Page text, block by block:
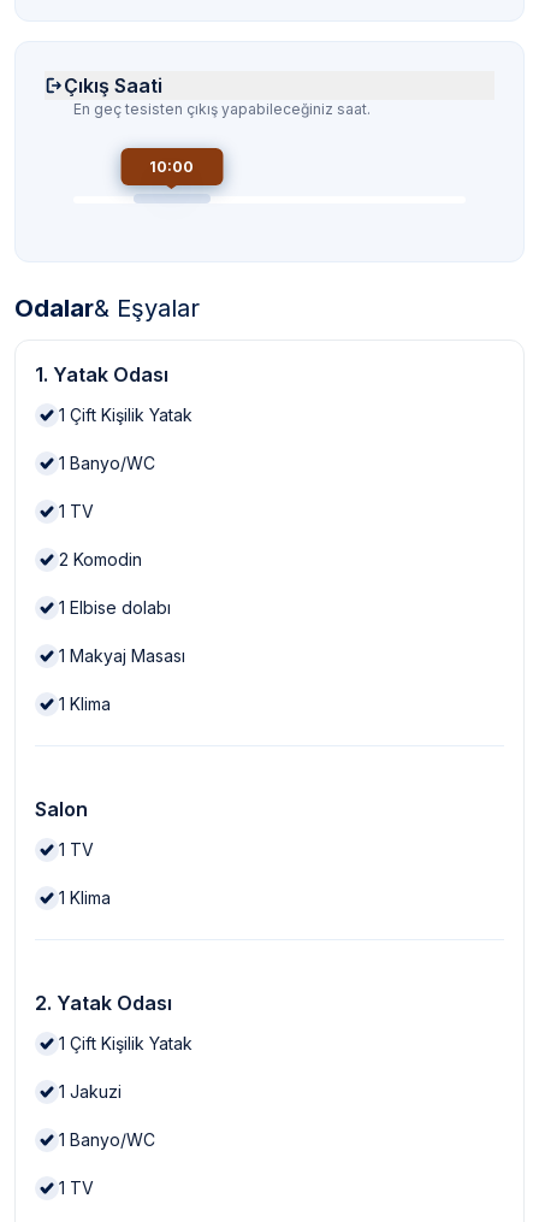
Çıkış Saati
En geç tesisten çıkış yapabileceğiniz saat.
10:00
Odalar& Eşyalar
1. Yatak Odası
1 Çift Kişilik Yatak
1 Banyo/WC
1 TV
2 Komodin
1 Elbise dolabı
1 Makyaj Masası
1 Klima
Salon
1 TV
1 Klima
2. Yatak Odası
1 Çift Kişilik Yatak
1 Jakuzi
1 Banyo/WC
1 TV